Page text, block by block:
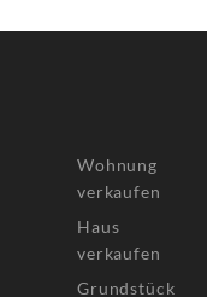
Wohnung
verkaufen
Haus
verkaufen
Grundstück